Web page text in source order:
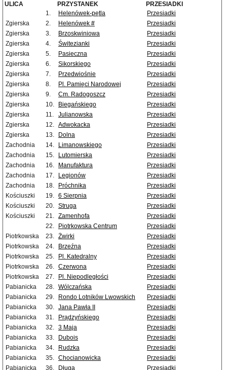
ULICA PRZYSTANEK
PRZESIADKI
1.
Helenówek-pętla
Przesiadki
Zgierska
2. Helenówek #
Przesiadki
Zgierska
3. Brzoskwiniowa
Przesiadki
Zgierska
4. Świtezianki
Przesiadki
Zgierska
5. Pasieczna
Przesiadki
Zgierska
6. Sikorskiego
Przesiadki
Zgierska
7. Przedwiośnie
Przesiadki
Zgierska
8. Pl. Pamięci Narodowej
Przesiadki
Zgierska
9. Cm. Radogoszcz
Przesiadki
Zgierska
10. Biegańskiego
Przesiadki
Zgierska
11. Julianowska
Przesiadki
Zgierska
12. Adwokacka
Przesiadki
Zgierska
13. Dolna
Przesiadki
Zachodnia
14. Limanowskiego
Przesiadki
Zachodnia
15. Lutomierska
Przesiadki
Zachodnia
16. Manufaktura
Przesiadki
Zachodnia
17. Legionów
Przesiadki
Zachodnia
18. Próchnika
Przesiadki
Kościuszki
19. 6 Sierpnia
Przesiadki
Kościuszki
20. Struga
Przesiadki
Kościuszki
21. Zamenhofa
Przesiadki
22.
Piotrkowska Centrum
Przesiadki
Piotrkowska
23. Żwirki
Przesiadki
Piotrkowska
24. Brzeźna
Przesiadki
Piotrkowska
25. Pl. Katedralny
Przesiadki
Piotrkowska
26. Czerwona
Przesiadki
Piotrkowska
27. Pl. Niepodległości
Przesiadki
Pabianicka
28. Wólczańska
Przesiadki
Pabianicka
29. Rondo Lotników Lwowskich
Przesiadki
Pabianicka
30. Jana Pawła II
Przesiadki
Pabianicka
31. Prądzyńskiego
Przesiadki
Pabianicka
32. 3 Maja
Przesiadki
Pabianicka
33. Dubois
Przesiadki
Pabianicka
34. Rudzka
Przesiadki
Pabianicka
35. Chocianowicka
Przesiadki
Pabianicka
36. Długa Przesiadki